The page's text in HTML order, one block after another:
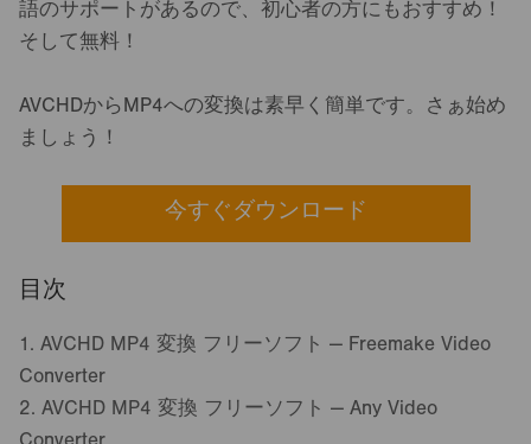
語のサポートがあるので、初心者の方にもおすすめ！
そして無料！
AVCHDからMP4への変換は素早く簡単です。さぁ始め
ましょう！
今すぐダウンロード
目次
1. AVCHD MP4 変換 フリーソフト — Freemake Video
Converter
2. AVCHD MP4 変換 フリーソフト — Any Video